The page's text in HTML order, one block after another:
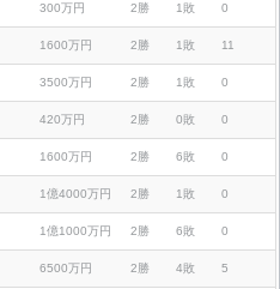
300万円 2勝 1敗 0
1600万円 2勝 1敗 11
3500万円 2勝 1敗 0
420万円 2勝 0敗 0
1600万円 2勝 6敗 0
1億4000万円 2勝 1敗 0
1億1000万円 2勝 6敗 0
6500万円 2勝 4敗 5